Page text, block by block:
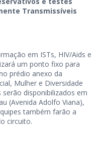
Transmissíveis
em ISTs, HIV/Aids e
um ponto fixo para
prédio anexo da
Mulher e Diversidade
disponibilizados em
(Avenida Adolfo Viana),
também farão a
circuito.